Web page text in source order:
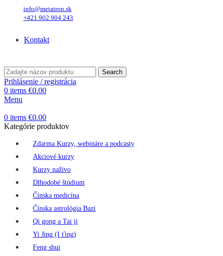
info@metatron.sk
+421 902 904 243
Kontakt
Search
Prihlásenie / registrácia
0 items €0.00
Menu
0 items €0.00
Kategórie produktov
Zdarma Kurzy, webináre a podcasty
Akciové kurzy
Kurzy naživo
Dlhodobé štúdium
Čínska medicína
Čínska astrológia Bazi
Qi gong a Tai ji
Yi Jing (I ťing)
Feng shui